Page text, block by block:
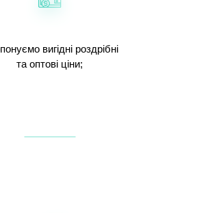
вигідні роздрібні
та оптові ціни;